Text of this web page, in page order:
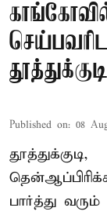
Published on: 08
தூத்துக்குடி,
பார்த்து